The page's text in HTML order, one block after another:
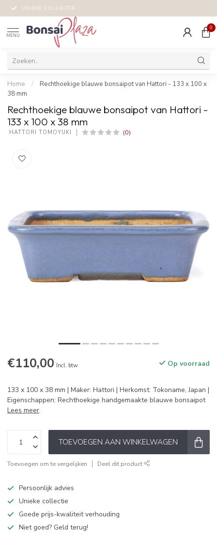
UNIEKE COLLECTIE
MENU
0
Home /
Rechthoekige blauwe bonsaipot van Hattori - 133 x 100 x
38 mm
Rechthoekige blauwe bonsaipot van Hattori -
133 x 100 x 38 mm
HATTORI TOMOYUKI (0)
€110,00 Incl. btw Op voorraad
133 x 100 x 38 mm | Maker: Hattori | Herkomst: Tokoname, Japan |
Eigenschappen: Rechthoekige handgemaakte blauwe bonsaipot
Lees meer.
TOEVOEGEN AAN WINKELWAGEN
Toevoegen om te vergelijken Deel dit product
Persoonlijk advies
Unieke collectie
Goede prijs-kwaliteit verhouding
Niet goed? Geld terug!